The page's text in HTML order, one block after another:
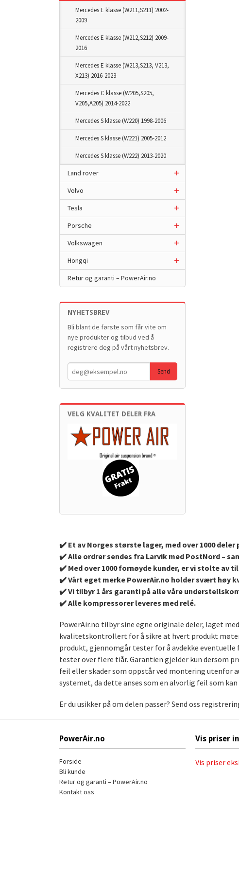
Mercedes E klasse (W211,S211) 2002-
2009
Mercedes E klasse (W212,S212) 2009-
2016
Mercedes E klasse (W213,S213, V213,
X213) 2016-2023
Mercedes C klasse (W205,S205,
V205,A205) 2014-2022
Mercedes S klasse (W220) 1998-2006
Mercedes S klasse (W221) 2005-2012
Mercedes S klasse (W222) 2013-2020
Land rover
Volvo
Tesla
Porsche
Volkswagen
Hongqi
Retur og garanti – PowerAir.no
NYHETSBREV
Bli blant de første som får vite om
nye produkter og tilbud ved å
registrere deg på vårt nyhetsbrev.
VELG KVALITET DELER FRA
✔️ Et av Norges største lager, med over 1000
✔️ Alle ordrer sendes fra Larvik med PostNord –
✔️ Med over 1000 fornøyde kunder, er vi stolte av
✔️ Vårt eget merke PowerAir.no holder svært høy
✔️ Vi tilbyr 1 års garanti på alle våre
✔️ Alle kompressorer leveres med relé.
PowerAir.no tilbyr sine egne originale deler, laget
kvalitetskontrollert for å sikre at hvert produkt
produkt, gjennomgår tester for å avdekke
tester over flere tiår. Garantien gjelder kun dersom
feil eller skader som oppstår ved montering utenfor
systemet, da dette anses som en alvorlig feil som
Er du usikker på om delen passer? Send oss
PowerAir.no
Forside
Bli kunde
Retur og garanti – PowerAir.no
Kontakt oss
Vis priser
Vis priser